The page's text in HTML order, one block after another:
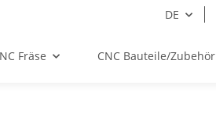
DE
Fräse CNC Bauteile/Zubehör